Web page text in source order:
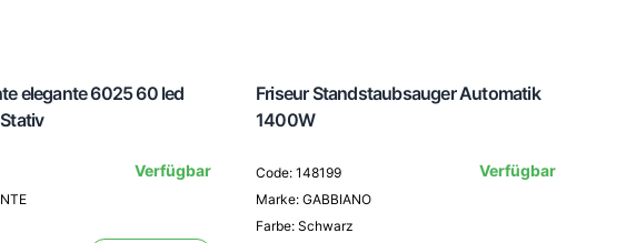
elegante 6025 60 led
Verfügbar
Friseur Standstaubsauger Automatik
1400W
Code: 148199
Marke: GABBIANO
Farbe: Schwarz
Verfügbar